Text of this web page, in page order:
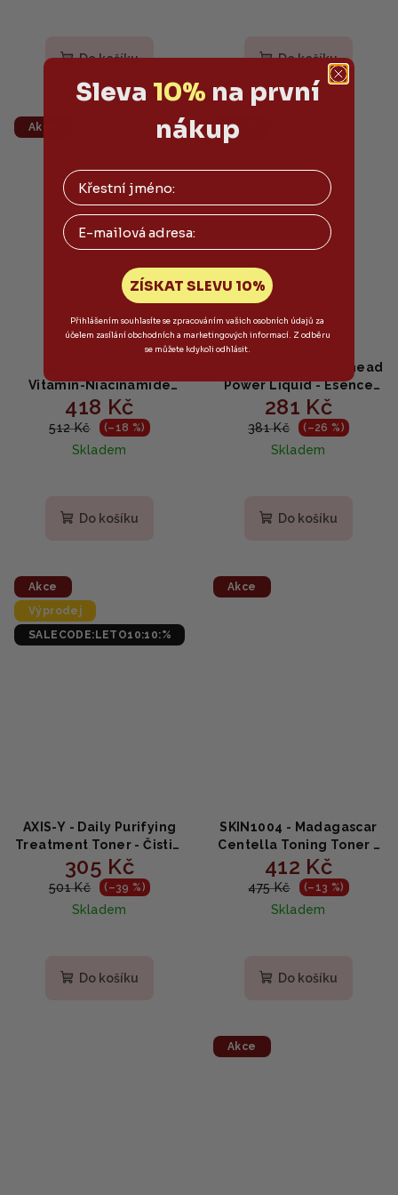
Do košíku Do košíku
Akce
Vitamin-Niacinamide
Concentrated Pad 180ml
- Rozjasňující vitamínové
tampony s niacinamidem
(70 ks)
418 Kč
512 Kč (–18 %)
Skladem
Do košíku
Akce
COSRX - AHA7 Whitehead
Power Liquid - Esence
proti pigmentovým
skvrnám 100ml
281 Kč
381 Kč (–26 %)
Skladem
Do košíku
Akce
Výprodej
SALECODE:LETO10:10:%
AXIS-Y - Daily Purifying
Treatment Toner - Čisticí
exfoliační tonikum pro
problematickou pleť -
200 ml
305 Kč
501 Kč (–39 %)
Skladem
Do košíku
Akce
SKIN1004 - Madagascar
Centella Toning Toner -
Jemné PHA tonikum s
centellou 210ml
412 Kč
475 Kč (–13 %)
Skladem
Do košíku
Akce
Sleva 10% na první
nákup
Email
ZÍSKAT SLEVU 10%
Přihlášením souhlasíte se zpracováním vašich osobních údajů za
účelem zasílání obchodních a marketingových informací. Z odběru
se můžete kdykoli odhlásit.